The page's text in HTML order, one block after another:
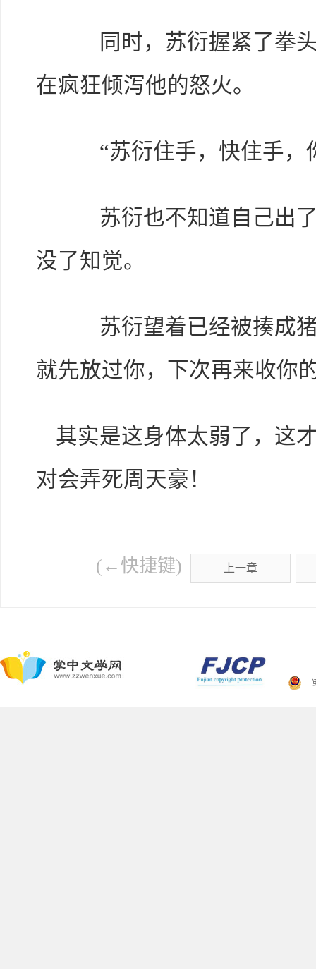
同时，苏衍握紧了拳头
在疯狂倾泻他的怒火。
“苏衍住手，快住手，
苏衍也不知道自己出了
没了知觉。
苏衍望着已经被揍成猪
就先放过你，下次再来收你
其实是这身体太弱了，这
对会弄死周天豪！
(←快捷键) 上一章